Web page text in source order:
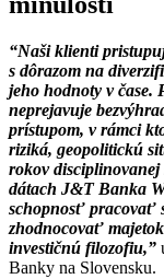
“Naši klienti
s dôrazom na
jeho hodnoty v čase.
neprejavuje
prístupom, v rámci
riziká, geopolitickú
rokov
dátach J&T Banka
schopnosť pracovať
zhodnocovať
investičnú filozofiu,”
Banky na Slovensku.